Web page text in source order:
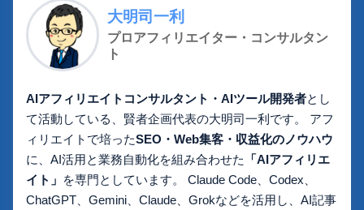
大明司一利
プロアフィリエイター・コンサルタン
ト
AIアフィリエイトコンサルタント・AIツール開発者とし
て活動している、賢者企画代表の大明司一利です。 アフ
ィリエイトで培ったSEO・Web集客・収益化のノウハウ
に、AI活用と業務自動化を組み合わせた
「AIアフィリエ
イト」 を専門としています。 Claude Code、Codex、
ChatGPT、Gemini、Claude、Grokなどを活用し、AI記事